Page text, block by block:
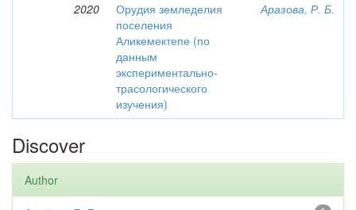
2020
Орудия земледелия
поселения
Аликемектепе (по
данным
экспериментально-
трасологического
изучения)
Аразова, Р. Б.
Discover
Author